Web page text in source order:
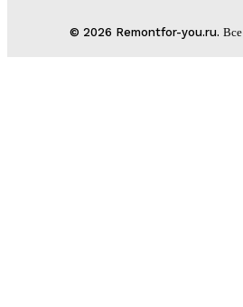
© 2026 Remontfor-you.ru. Все